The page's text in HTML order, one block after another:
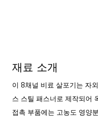
재료 소개
이 8채널 비료 살포기는 자
스 스틸 패스너로 제작되어
접촉 부품에는 고농도 영양